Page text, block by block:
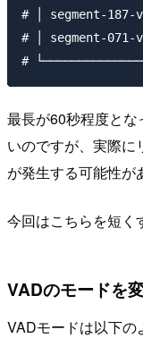
# │ segment-
# │ segment-
最長が60秒程度と
いのですが、実際に
が発生する可能性が
今回はこちらを短く
VADのモードを
VADモードは以下の